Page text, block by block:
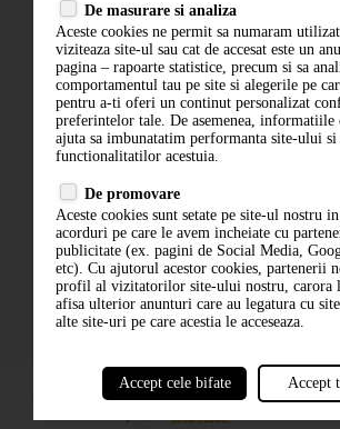
Politica de confidentialitate
ANPC
ABONARE LA NEWSLETTER
De masurare si analiza
Aceste cookies ne permit sa numaram
viziteaza site-ul sau cat de accesat este un
pagina – rapoarte statistice, precum si sa
comportamentul tau pe site si alegerile pe
pentru a-ti oferi un continut personalizat
preferintelor tale. De asemenea, informatiile
ajuta sa imbunatatim performanta site-ului si
functionalitatilor acestuia.
De promovare
Aceste cookies sunt setate pe site-ul nostru
acorduri pe care le avem incheiate cu
publicitate (ex. pagini de Social Media,
etc). Cu ajutorul acestor cookies, partenerii
profil al vizitatorilor site-ului nostru, carora
afisa ulterior anunturi care au legatura cu
alte site-uri pe care acestia le acceseaza.
Accept cele bifate Accept